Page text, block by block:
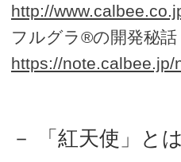
http://
フルグラ®の開発秘話
https://note.calbee.jp/
－ 「紅天使」と